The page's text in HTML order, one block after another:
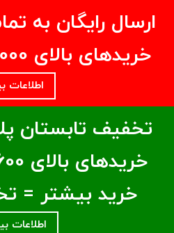
ارسال رایگان به
خریدهای بالای ۵/950/000 تومان
اطلاعات
تخفیف تابستان
خرید بیشتر =
اطلاعات